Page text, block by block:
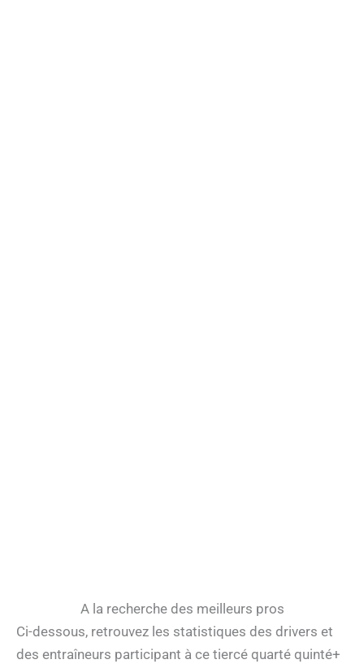
A la recherche des meilleurs pros
Ci-dessous, retrouvez les statistiques des drivers et
des entraîneurs participant à ce tiercé quarté quinté+